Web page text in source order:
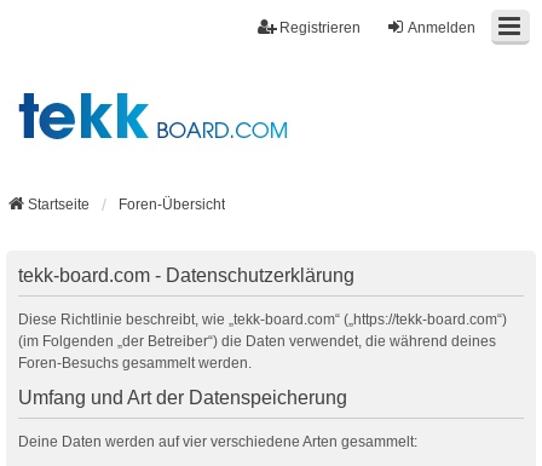
Anmelden
Registrieren
Startseite Foren-Übersicht
tekk-board.com - Datenschutzerklärung
Diese Richtlinie beschreibt, wie „tekk-board.com“ („https://tekk-board.com“)
(im Folgenden „der Betreiber“) die Daten verwendet, die während deines
Foren-Besuchs gesammelt werden.
Umfang und Art der Datenspeicherung
Deine Daten werden auf vier verschiedene Arten gesammelt: